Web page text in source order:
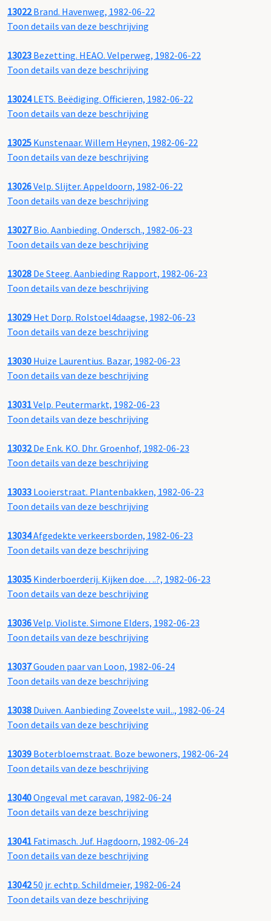
13022Brand. Havenweg, 1982-06-22
Toon details van deze beschrijving
13023 Bezetting. HEAO. Velperweg, 1982-06-22
Toon details van deze beschrijving
13024LETS. Beëdiging. Officieren, 1982-06-22
Toon details van deze beschrijving
13025 Kunstenaar. Willem Heynen, 1982-06-22
Toon details van deze beschrijving
13026Velp. Slijter. Appeldoorn, 1982-06-22
Toon details van deze beschrijving
13027Bio. Aanbieding. Ondersch., 1982-06-23
Toon details van deze beschrijving
13028 De Steeg. Aanbieding Rapport, 1982-06-23
Toon details van deze beschrijving
13029 Het Dorp. Rolstoel4daagse, 1982-06-23
Toon details van deze beschrijving
13030 Huize Laurentius. Bazar, 1982-06-23
Toon details van deze beschrijving
13031Velp. Peutermarkt, 1982-06-23
Toon details van deze beschrijving
13032De Enk. KO. Dhr. Groenhof, 1982-06-23
Toon details van deze beschrijving
13033 Looierstraat. Plantenbakken, 1982-06-23
Toon details van deze beschrijving
13034Afgedekte verkeersborden, 1982-06-23
Toon details van deze beschrijving
13035 Kinderboerderij. Kijken doe….?, 1982-06-23
Toon details van deze beschrijving
13036Velp. Violiste. Simone Elders, 1982-06-23
Toon details van deze beschrijving
13037Gouden paar van Loon, 1982-06-24
Toon details van deze beschrijving
13038 Duiven. Aanbieding Zoveelste vuil.., 1982-06-24
Toon details van deze beschrijving
13039 Boterbloemstraat. Boze bewoners, 1982-06-24
Toon details van deze beschrijving
13040Ongeval met caravan, 1982-06-24
Toon details van deze beschrijving
13041 Fatimasch. Juf. Hagdoorn, 1982-06-24
Toon details van deze beschrijving
1304250 jr. echtp. Schildmeier, 1982-06-24
Toon details van deze beschrijving